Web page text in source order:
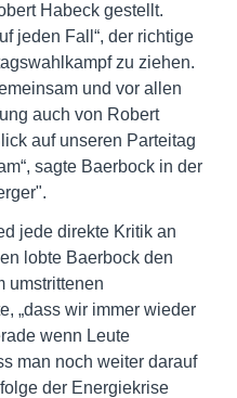
Habeck gestellt.
jeden Fall“, der richtige
zu ziehen.
und vor allen
auch von Robert
auf unseren Parteitag
sagte Baerbock in der
jede direkte Kritik an
lobte Baerbock den
umstrittenen
„dass wir immer wieder
wenn Leute
man noch weiter darauf
der Energiekrise